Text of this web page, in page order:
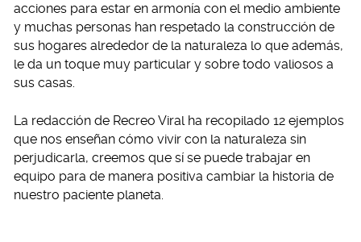
acciones para estar en armonía con el medio ambiente
y muchas personas han respetado la construcción de
sus hogares alrededor de la naturaleza lo que además,
le da un toque muy particular y sobre todo valiosos a
sus casas.
La redacción de Recreo Viral ha recopilado 12 ejemplos
que nos enseñan cómo vivir con la naturaleza sin
perjudicarla, creemos que sí se puede trabajar en
equipo para de manera positiva cambiar la historia de
nuestro paciente planeta.